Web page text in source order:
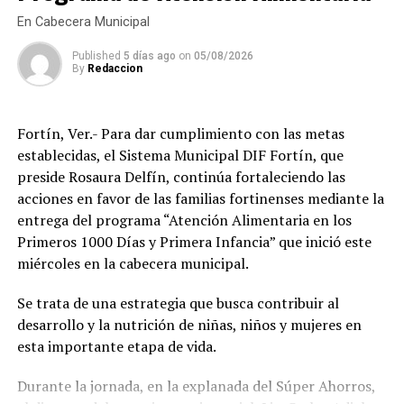
facultades con las que cuenta para aplicar dichas
sanciones.
de los estudiantes, el desempeño de quienes trabajan y
la autonomía de las personas adultas mayores, por lo
que refrendó el compromiso de continuar impulsando
programas que mejoren el bienestar de las familias
Los beneficiarios agradecieron el apoyo otorgado por el
DIF Municipal, ya que para muchas familias el costo de
unos lentes representa un gasto difícil de solventar, por
lo que este programa les permitió acceder de manera
gratuita a un instrumento indispensable para sus
actividades diarias.
Con estas acciones, el Sistema Municipal DIF de
Amatlán de los Reyes reafirmó su compromiso de
trabajar en favor de los sectores más vulnerables del
municipio, acercando programas de asistencia social que
contribuyan a mejorar la salud, la inclusión y la calidad
En Cabecera Municipal
Published 5 días ago on 05/08/2026
By Redaccion
Fortín, Ver.- Para dar cumplimiento con las metas
establecidas, el Sistema Municipal DIF Fortín, que
preside Rosaura Delfín, continúa fortaleciendo las
acciones en favor de las familias fortinenses mediante la
entrega del programa “Atención Alimentaria en los
Primeros 1000 Días y Primera Infancia” que inició este
miércoles en la cabecera municipal.
Se trata de una estrategia que busca contribuir al
desarrollo y la nutrición de niñas, niños y mujeres en
esta importante etapa de vida.
Durante la jornada, en la explanada del Súper Ahorros,